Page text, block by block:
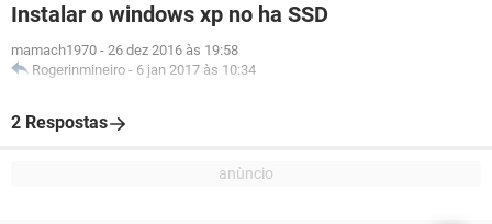
Instalar o windows xp no ha SSD
mamach1970 - 26 dez 2016 às 19:58
Rogerinmineiro - 6 jan 2017 às 10:34
2 Respostas